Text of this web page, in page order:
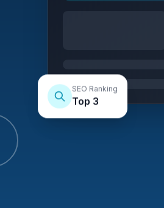
SEO Ranking
Top 3